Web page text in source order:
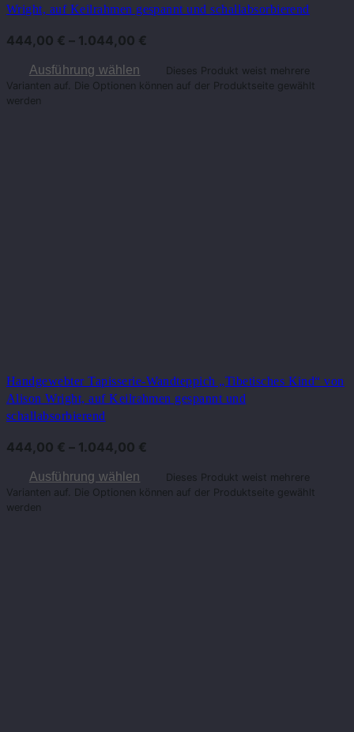
Wright, auf Keilrahmen gespannt und schallabsorbierend
444,00 € – 1.044,00 €
Ausführung wählen
Dieses Produkt weist mehrere
Varianten auf. Die Optionen können auf der Produktseite gewählt
werden
Handgewebter Tapisserie-Wandteppich „Tibetisches Kind“ von
Alison Wright, auf Keilrahmen gespannt und
schallabsorbierend
444,00 € – 1.044,00 €
Ausführung wählen
Dieses Produkt weist mehrere
Varianten auf. Die Optionen können auf der Produktseite gewählt
werden